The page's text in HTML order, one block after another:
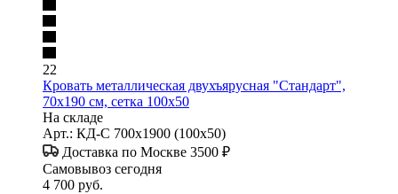
22
Кровать металлическая двухъярусная "Стандарт",
70х190 см, сетка 100х50
На складе
Арт.: КД-С 700х1900 (100х50)
Доставка по Москве 3500 ₽
Самовывоз сегодня
4 700 руб.